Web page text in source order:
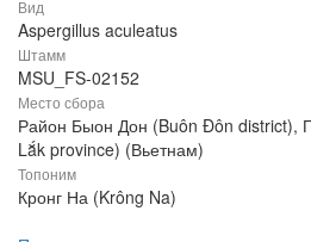
Вид
Aspergillus aculeatus
Штамм
MSU_FS-02152
Место сбора
Район Быон Дон (Buôn Đôn district),
Lắk province) (Вьетнам)
Топоним
Кронг На (Krông Na)